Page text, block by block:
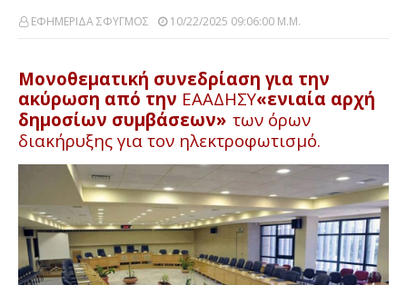
ΕΦΗΜΕΡΙΔΑ ΣΦΥΓΜΟΣ 10/22/2025 09:06:00 Μ.μ.
Μονοθεματική συνεδρίαση για την
ακύρωση από την ΕΑΑΔΗΣΥ«ενιαία αρχή
δημοσίων συμβάσεων» των όρων
διακήρυξης για τον ηλεκτροφωτισμό.